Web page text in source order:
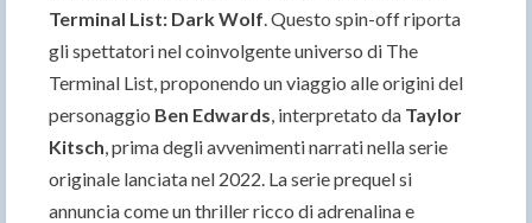
Terminal List: Dark Wolf. Questo spin-off riporta
gli spettatori nel coinvolgente universo di The
Terminal List, proponendo un viaggio alle origini del
personaggio Ben Edwards, interpretato da Taylor
Kitsch, prima degli avvenimenti narrati nella serie
originale lanciata nel 2022. La serie prequel si
annuncia come un thriller ricco di adrenalina e